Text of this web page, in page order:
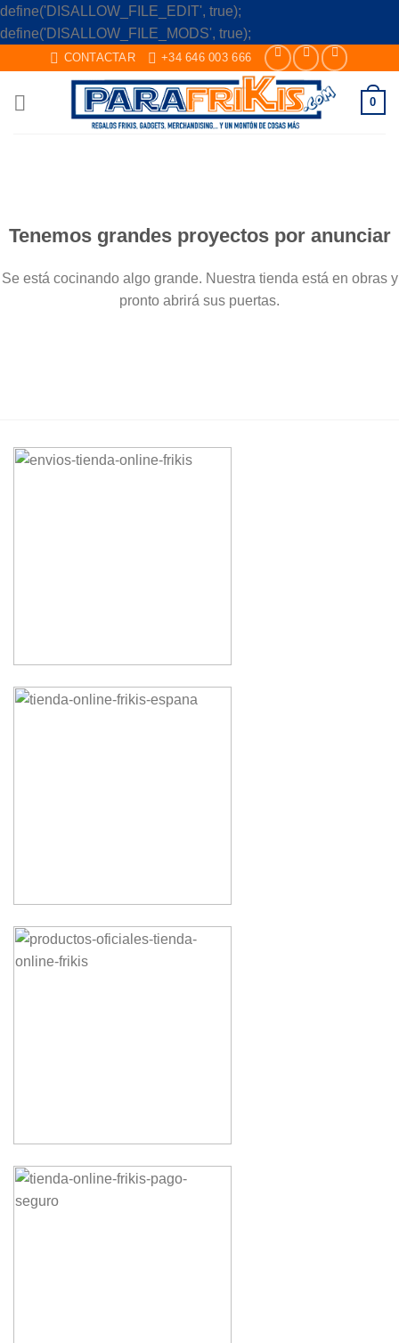
define('DISALLOW_FILE_EDIT', true);
define('DISALLOW_FILE_MODS', true);
to
content
CONTACTAR +34 646 003 666
0
Tenemos grandes proyectos por anunciar
Se está cocinando algo grande. Nuestra tienda está en obras y
pronto abrirá sus puertas.